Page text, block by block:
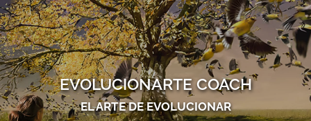
EVOLUCIONARTE COACH
EL ARTE DE EVOLUCIONAR